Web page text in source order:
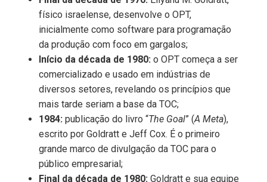
físico israelense, desenvolve o OPT,
inicialmente como software para programação
da produção com foco em gargalos;
Início da década de 1980: o OPT começa a ser
comercializado e usado em indústrias de
diversos setores, revelando os princípios que
mais tarde seriam a base da TOC;
1984: publicação do livro “The Goal” (A Meta),
escrito por Goldratt e Jeff Cox. É o primeiro
grande marco de divulgação da TOC para o
público empresarial;
Final da década de 1980: Goldratt e sua equipe